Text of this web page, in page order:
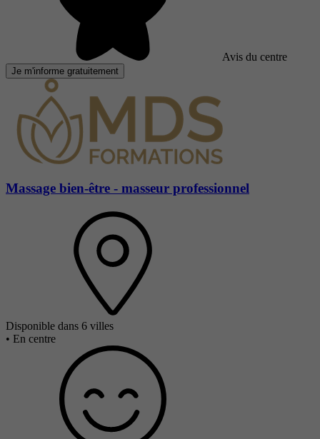
Avis du centre
Je m'informe gratuitement
Massage bien-être - masseur professionnel
Disponible dans 6 villes
• En centre